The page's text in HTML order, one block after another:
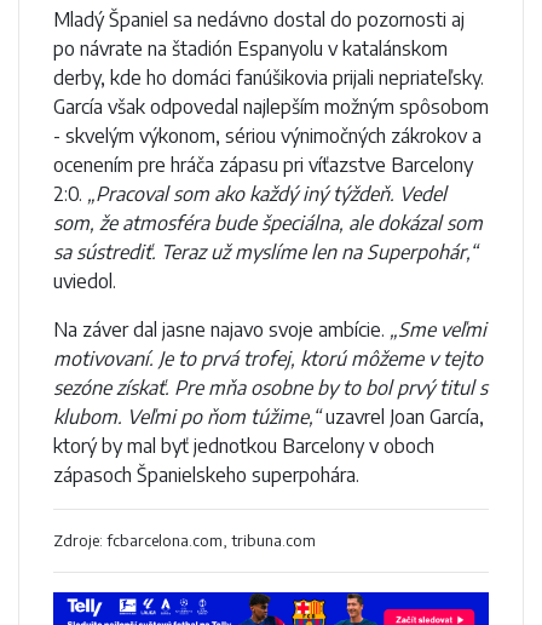
Mladý Španiel sa nedávno dostal do pozornosti aj
po návrate na štadión Espanyolu v katalánskom
derby, kde ho domáci fanúšikovia prijali nepriateľsky.
García však odpovedal najlepším možným spôsobom
- skvelým výkonom, sériou výnimočných zákrokov a
ocenením pre hráča zápasu pri víťazstve Barcelony
2:0. „Pracoval som ako každý iný týždeň. Vedel
som, že atmosféra bude špeciálna, ale dokázal som
sa sústrediť. Teraz už myslíme len na Superpohár,“
uviedol.
Na záver dal jasne najavo svoje ambície. „Sme veľmi
motivovaní. Je to prvá trofej, ktorú môžeme v tejto
sezóne získať. Pre mňa osobne by to bol prvý titul s
klubom. Veľmi po ňom túžime,“uzavrel Joan García,
ktorý by mal byť jednotkou Barcelony v oboch
zápasoch Španielskeho superpohára.
Zdroje: fcbarcelona.com, tribuna.com